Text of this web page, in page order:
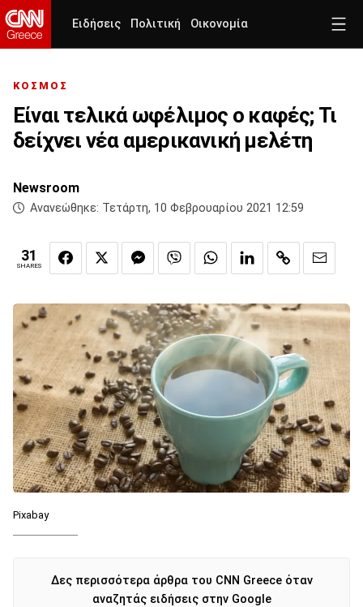
Ειδήσεις Πολιτική Οικονομία
ΚΟΣΜΟΣ
Είναι τελικά ωφέλιμος ο καφές; Τι
δείχνει νέα αμερικανική μελέτη
Newsroom
Ανανεώθηκε: Τετάρτη, 10 Φεβρουαρίου 2021 12:59
31
SHARES
Pixabay
Δες περισσότερα άρθρα του CNN Greece όταν
αναζητάς ειδήσεις στην Google